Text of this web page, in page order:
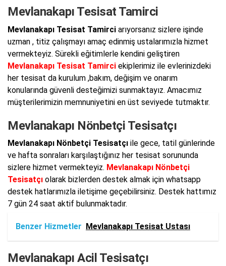
Mevlanakapı Tesisat Tamirci
Mevlanakapı Tesisat Tamirci arıyorsanız sizlere işinde
uzman , titiz çalışmayı amaç edinmiş ustalarımızla hizmet
vermekteyiz. Sürekli eğitimlerle kendini geliştiren
Mevlanakapı Tesisat Tamirci ekiplerimiz ile evlerinizdeki
her tesisat da kurulum ,bakım, değişim ve onarım
konularında güvenli desteğimizi sunmaktayız. Amacımız
müşterilerimizin memnuniyetini en üst seviyede tutmaktır.
Mevlanakapı Nönbetçi Tesisatçı
Mevlanakapı Nönbetçi Tesisatçı ile gece, tatil günlerinde
ve hafta sonraları karşılaştığınız her tesisat sorununda
sizlere hizmet vermekteyiz. Mevlanakapı Nönbetçi
Tesisatçı olarak bizlerden destek almak için whatsapp
destek hatlarımızla iletişime geçebilirsiniz. Destek hattımız
7 gün 24 saat aktif bulunmaktadır.
Benzer Hizmetler Mevlanakapı Tesisat Ustası
Mevlanakapı Acil Tesisatçı